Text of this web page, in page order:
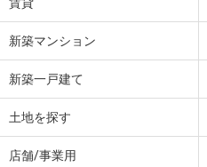
新築マンション
新築一戸建て
土地を探す
店舗/事業用